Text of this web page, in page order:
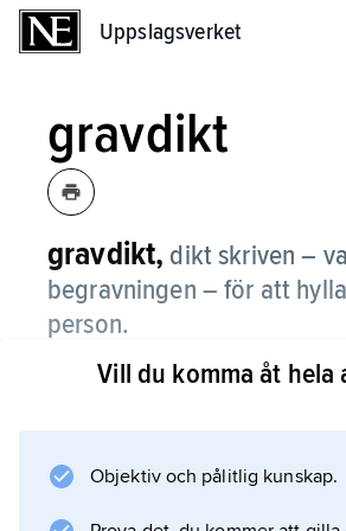
Uppslagsverket
gravdikt
gravdikt, dikt skriven –
begravningen – för att
person.
Hyllningsdikter till döda
blev gravdikten under lång tid
Vill du komma åt hela
Objektiv och pålitlig kunskap.